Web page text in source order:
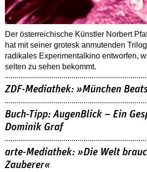
Der österreichische Künstler Norbert
hat mit seiner grotesk anmutenden
radikales Experimentalkino entworfen,
selten zu sehen bekommt.
ZDF-Mediathek: »München
Buch-Tipp: AugenBlick – Ein
Dominik Graf
arte-Mediathek: »Die Welt
Zauberer«